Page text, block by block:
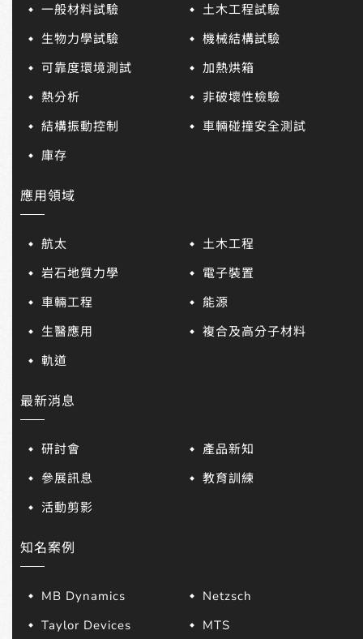
一般材料試驗
土木工程試驗
生物力學試驗
機械結構試驗
可靠度環境測試
加熱烘箱
熱分析
非破壞性檢驗
結構振動控制
車輛碰撞安全測試
庫存
應用領域
航太
土木工程
岩石地質力學
電子裝置
車輛工程
能源
生醫應用
複合及高分子材料
軌道
最新消息
研討會
產品新知
參展訊息
教育訓練
活動剪影
知名案例
MB Dynamics
Netzsch
Taylor Devices
MTS